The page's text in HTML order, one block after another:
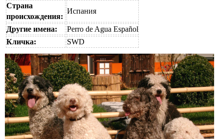
Страна
происхождения:
Испания
Другие имена:
Perro de Agua Español
Кличка:
SWD